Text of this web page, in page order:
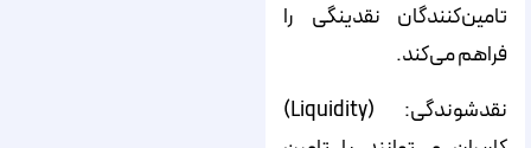
تامین‌کنندگان نقدینگی را
فراهم می‌کند.
نقدشوندگی: (Liquidity)